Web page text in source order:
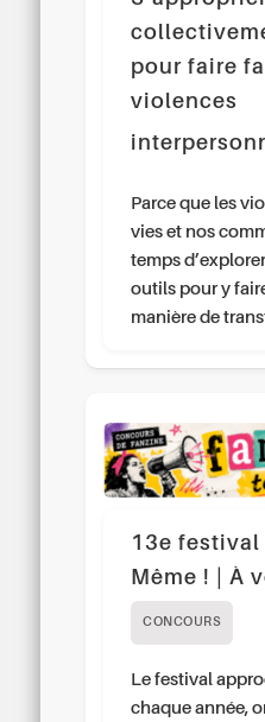
pour faire
violences
Parce que les
vies et nos
temps
outils pour y
manière de
13e festival
Même ! | À
CONCOURS
Le festival
chaque année,